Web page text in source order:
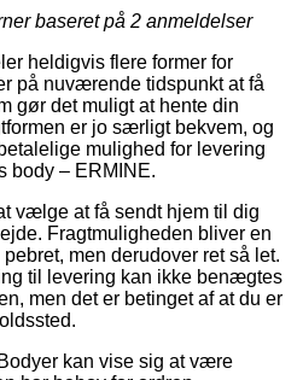
baseret på 2 anmeldelser
heldigvis flere former for
på nuværende tidspunkt at få
gør det muligt at hente din
er jo særligt bekvem, og
mulighed for levering
body – ERMINE.
vælge at få sendt hjem til dig
Fragtmuligheden bliver en
men derudover ret så let.
til levering kan ikke benægtes
men det er betinget af at du er
kan vise sig at være